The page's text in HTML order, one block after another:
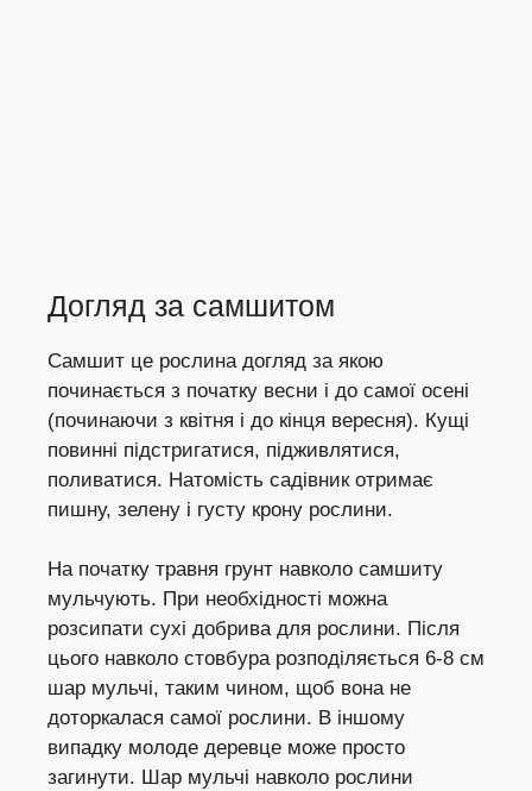
Догляд за самшитом
Самшит це рослина догляд за якою
починається з початку весни і до самої осені
(починаючи з квітня і до кінця вересня). Кущі
повинні підстригатися, підживлятися,
поливатися. Натомість садівник отримає
пишну, зелену і густу крону рослини.
На початку травня грунт навколо самшиту
мульчують. При необхідності можна
розсипати сухі добрива для рослини. Після
цього навколо стовбура розподіляється 6-8 см
шар мульчі, таким чином, щоб вона не
доторкалася самої рослини. В іншому
випадку молоде деревце може просто
загинути. Шар мульчі навколо рослини